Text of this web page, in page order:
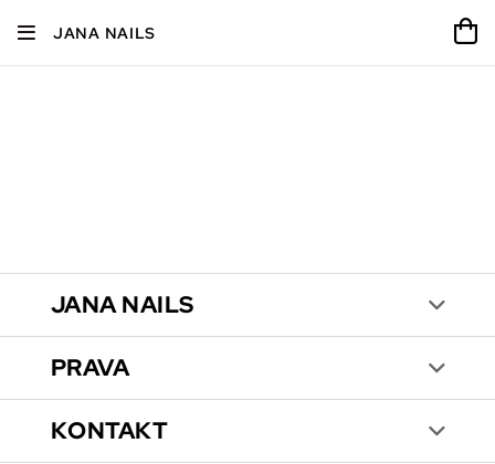
JANA NAILS
JANA NAILS
PRAVA
KONTAKT